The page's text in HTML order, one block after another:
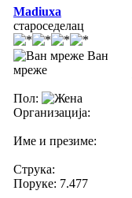
Madiuxa
староседелац
Ван
мреже
Пол:
Организација:
Име и презиме:
Струка:
Поруке: 7.477